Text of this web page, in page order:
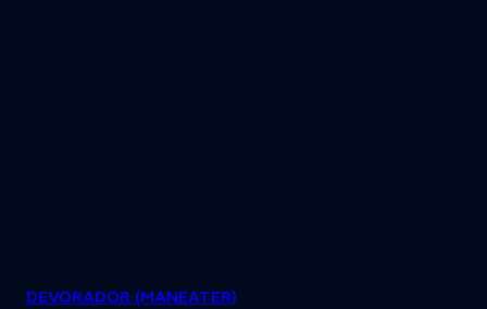
DEVORADOR (MANEATER)